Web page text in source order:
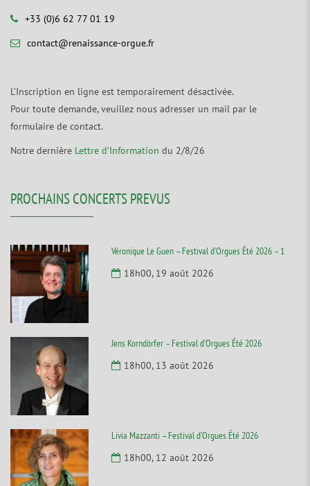
+33 (0)6 62 77 01 19
contact@renaissance-orgue.fr
L’Inscription en ligne est temporairement désactivée.
Pour toute demande, veuillez nous adresser un mail par le
formulaire de contact.
Notre dernière Lettre d’Information du 2/8/26
PROCHAINS CONCERTS PREVUS
Véronique Le Guen – Festival d’Orgues Été 2026 – 1
18h00, 19 août 2026
Jens Korndörfer – Festival d’Orgues Été 2026
18h00, 13 août 2026
Livia Mazzanti – Festival d’Orgues Été 2026
18h00, 12 août 2026